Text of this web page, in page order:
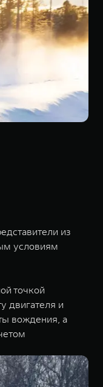
из
условиям
точкой
двигателя и
вождения, а